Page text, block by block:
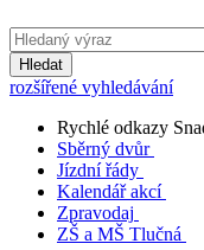
Hledat
rozšířené vyhledávání
Rychlé odkazy
Sběrný dvůr
Jízdní řády
Kalendář akcí
Zpravodaj
ZŠ a MŠ Tlučná